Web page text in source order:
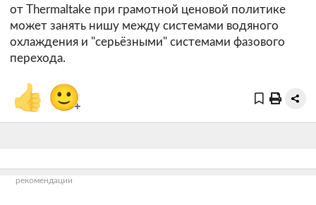
от Thermaltake при грамотной ценовой политике
может занять нишу между системами водяного
охлаждения и "серьёзными" системами фазового
перехода.
👍 🙂
+
рекомендации